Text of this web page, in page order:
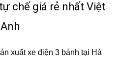
chế giá rẻ nhất Việt
xuất xe điện 3 bánh tại Hà